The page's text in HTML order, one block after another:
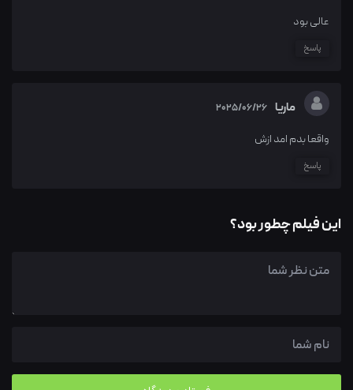
عالی بود
پاسخ
ماریا 2025/06/26
واقعا بدم امد ازش
پاسخ
این فیلم چطور بود؟